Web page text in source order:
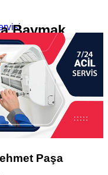
Baymak
Klima Servisi
Paşa